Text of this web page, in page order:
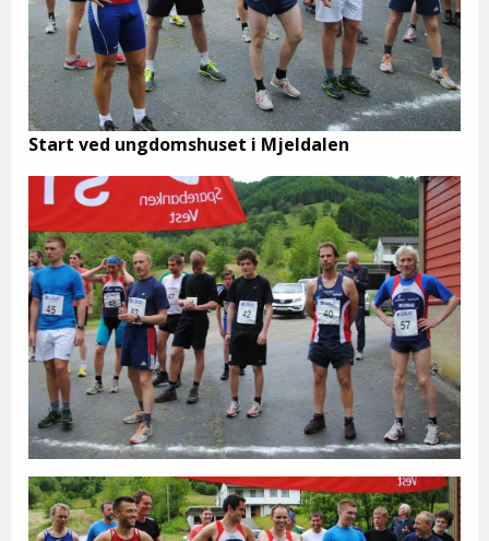
Start ved ungdomshuset i Mjeldalen